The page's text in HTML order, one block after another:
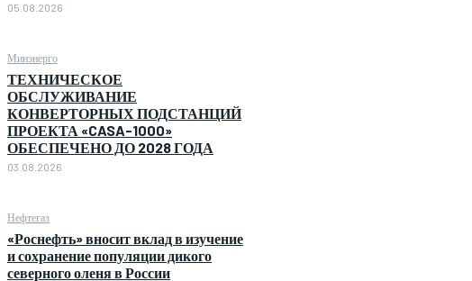
05.08.2026
Минэнерго
ТЕХНИЧЕСКОЕ
ОБСЛУЖИВАНИЕ
КОНВЕРТОРНЫХ ПОДСТАНЦИЙ
ПРОЕКТА «CASA-1000»
ОБЕСПЕЧЕНО ДО 2028 ГОДА
03.08.2026
Нефтегаз
«Роснефть» вносит вклад в изучение
и сохранение популяции дикого
северного оленя в России